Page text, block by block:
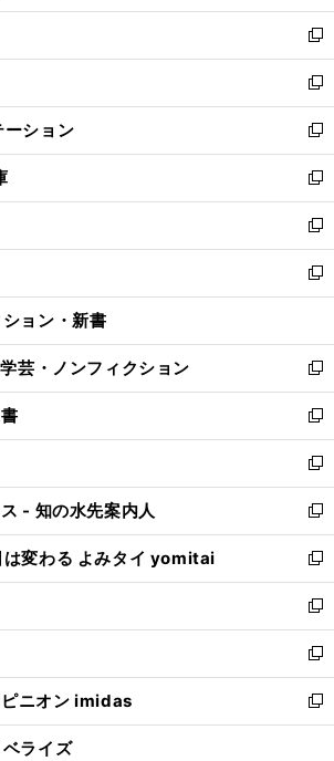
開
く
ウ
で
開
く
ン
ド
ウ
で
開
く
新
し
い
ウ
ィ
ン
ド
ウ
で
開
く
新
し
い
ウ
ィ
ン
ド
ウ
で
開
ーション
新
し
い
ウ
ィ
ン
ド
ウ
開
く
新
し
い
ウ
ィ
ン
ウ
で
開
く
新
し
い
ウ
ン
ド
ウ
で
開
く
新
し
ウ
ィ
ン
ド
ウ
で
開
く
ョン・新書
芸・ノンフィクション
新
し
い
ウ
ィ
ン
ド
ウ
で
開
く
新
し
い
ウ
ィ
ン
ド
ウ
で
開
く
新
し
い
ウ
ィ
ン
ド
ウ
で
開
く
- 知の水先案内人
新
し
い
ウ
ィ
ン
ド
ウ
で
開
は変わる よみタイ yomitai
新
し
い
ウ
ィ
ン
ド
ウ
新
し
い
ウ
ィ
ン
新
し
い
ウ
ニオン imidas
新
し
ライズ